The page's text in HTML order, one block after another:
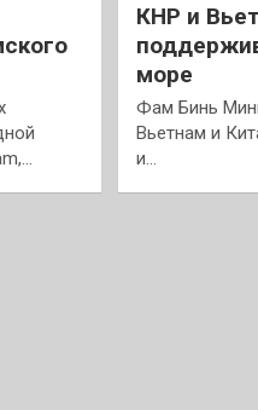
КНР и
море
Фам Бинь
Вьетнам и
и…